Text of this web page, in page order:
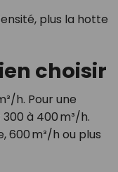
plus la hotte
choisir
h. Pour une
à 400 m³/h.
600 m³/h ou plus